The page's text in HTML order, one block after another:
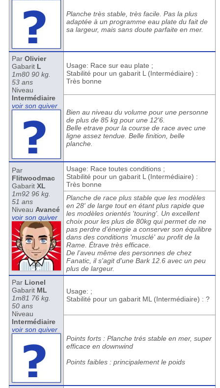
Planche très stable, très facile. Pas la plus
adaptée à un programme eau plate du fait de
sa largeur, mais sans doute parfaite en mer.
Par Olivier
Gabarit L
1m80 90 kg.
53 ans
Niveau
Intermédiaire
voir son quiver
Usage: Race sur eau plate ;
Stabilité pour un gabarit L (Intermédiaire) :
Très bonne
Bien au niveau du volume pour une personne
de plus de 85 kg pour une 12'6.
Belle etrave pour la course de race avec une
ligne assez tendue. Belle finition, belle
planche.
Par
Flitwoodmac
Gabarit XL
1m92 96 kg.
51 ans
Niveau Avancé
voir son quiver
Usage: Race toutes conditions ;
Stabilité pour un gabarit L (Intermédiaire) :
Très bonne
Planche de race plus stable que les modèles
en 28' de large tout en étant plus rapide que
les modèles orientés 'touring'. Un excellent
choix pour les plus de 80kg qui permet de ne
pas perdre d’énergie a conserver son équilibre
dans des conditions 'musclé' au profit de la
Rame. Étrave très efficace.
De l’aveu même des personnes de chez
Fanatic, il s'agit d'une Bark 12.6 avec un peu
plus de largeur.
Par Lionel
Gabarit ML
1m81 76 kg.
50 ans
Niveau
Intermédiaire
voir son quiver
Usage: ;
Stabilité pour un gabarit ML (Intermédiaire) : ?
Points forts : Planche trés stable en mer, super
efficace en downwind
Points faibles : principalement le poids